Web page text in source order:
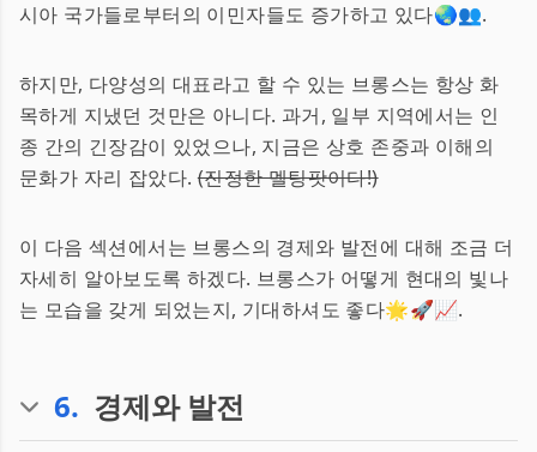
시아 국가들로부터의 이민자들도 증가하고 있다🌏👥.
하지만, 다양성의 대표라고 할 수 있는 브롱스는 항상 화
목하게 지냈던 것만은 아니다. 과거, 일부 지역에서는 인
종 간의 긴장감이 있었으나, 지금은 상호 존중과 이해의
문화가 자리 잡았다.(진정한 멜팅팟이다!)
이 다음 섹션에서는 브롱스의 경제와 발전에 대해 조금 더
자세히 알아보도록 하겠다. 브롱스가 어떻게 현대의 빛나
는 모습을 갖게 되었는지, 기대하셔도 좋다🌟🚀📈.
6. 경제와 발전